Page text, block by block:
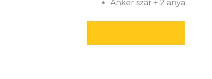
Anker szár + 2 anya